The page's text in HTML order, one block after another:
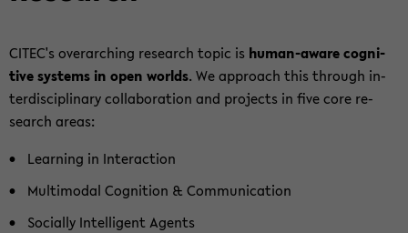
CITEC's over­ar­ch­ing re­search topic is human-​aware cog­ni­
tive sys­tems in open worlds. We ap­proach this through in­
ter­dis­ci­pli­nary col­lab­o­ra­tion and projects in five core re­
search areas:
Learn­ing in In­ter­ac­tion
Mul­ti­modal Cog­ni­tion & Com­mu­ni­ca­tion
So­cially In­tel­li­gent Agents